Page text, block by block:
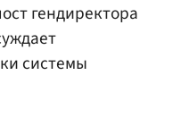
гендиректора
системы